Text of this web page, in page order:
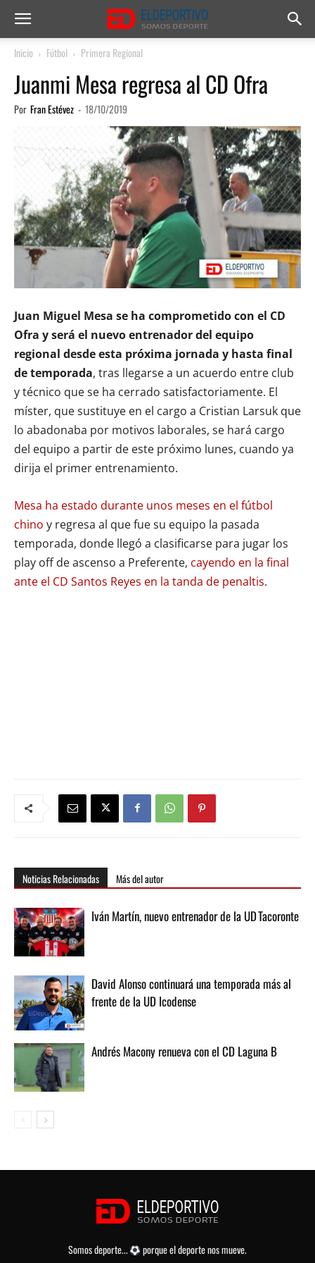
Inicio Fútbol Primera Regional
Juanmi Mesa regresa al CD Ofra
Por Fran Estévez - 18/10/2019
Juan Miguel Mesa se ha comprometido con el CD
Ofra y será el nuevo entrenador del equipo
regional desde esta próxima jornada y hasta final
de temporada, tras llegarse a un acuerdo entre club
y técnico que se ha cerrado satisfactoriamente. El
míster, que sustituye en el cargo a Cristian Larsuk que
lo abadonaba por motivos laborales, se hará cargo
del equipo a partir de este próximo lunes, cuando ya
dirija el primer entrenamiento.
Mesa ha estado durante unos meses en el fútbol
chino y regresa al que fue su equipo la pasada
temporada, donde llegó a clasificarse para jugar los
play off de ascenso a Preferente, cayendo en la final
ante el CD Santos Reyes en la tanda de penaltis.
Noticias Relacionadas Más del autor
Iván Martín, nuevo entrenador de la UD Tacoronte
David Alonso continuará una temporada más al
frente de la UD Icodense
Andrés Macony renueva con el CD Laguna B
Somos deporte... porque el deporte nos mueve.